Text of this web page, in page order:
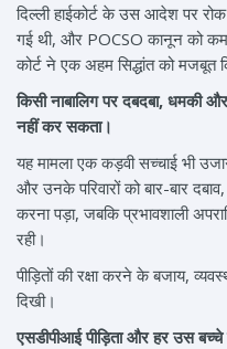
दिल्ली हाईकोर्ट के उस आदेश पर
गई थी, और POCSO कानून को
कोर्ट ने एक अहम सिद्धांत को मजबूत
किसी नाबालिग पर दबदबा, धमकी
नहीं कर सकता।
यह मामला एक कड़वी सच्चाई भी
और उनके परिवारों को बार-बार
करना पड़ा, जबकि प्रभावशाली
रही।
पीड़ितों की रक्षा करने के बजाय,
दिखी।
एसडीपीआई पीड़िता और हर उस